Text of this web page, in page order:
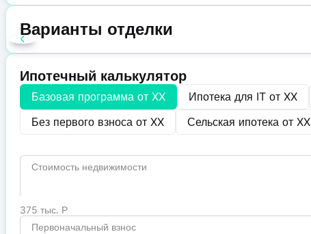
Варианты отделки
Ипотечный калькулятор
Базовая программа от XX Ипотека для IT от XX
Без первого взноса от XX Сельская ипотека от XX
Стоимость недвижимости
375 тыс. Р
Первоначальный взнос